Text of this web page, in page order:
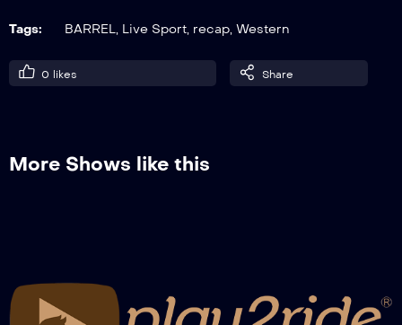
Recap NBHA Coupe D’Europe Barrel Go
2
Recap NBHA Coupe D’Europe Pole Final
Tags: BARREL, Live Sport, recap, Western
0 likes Share
More Shows like this